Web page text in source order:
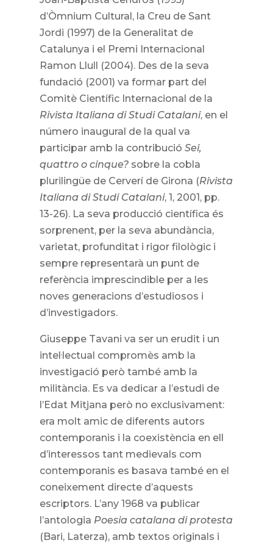
d’Òmnium Cultural, la Creu de Sant
Jordi (1997) de la Generalitat de
Catalunya i el Premi Internacional
Ramon Llull (2004). Des de la seva
fundació (2001) va formar part del
Comitè Científic Internacional de la
Rivista Italiana di Studi Catalani, en el
número inaugural de la qual va
participar amb la contribució Sei,
quattro o cinque?sobre la cobla
plurilingüe de Cerverí de Girona (Rivista
Italiana di Studi Catalani, 1, 2001, pp.
13-26). La seva producció científica és
sorprenent, per la seva abundància,
varietat, profunditat i rigor filològic i
sempre representarà un punt de
referència imprescindible per a les
noves generacions d’estudiosos i
d’investigadors.
Giuseppe Tavani va ser un erudit i un
intel·lectual compromès amb la
investigació però també amb la
militància. Es va dedicar a l’estudi de
l’Edat Mitjana però no exclusivament:
era molt amic de diferents autors
contemporanis i la coexistència en ell
d’interessos tant medievals com
contemporanis es basava també en el
coneixement directe d’aquests
escriptors. L’any 1968 va publicar
l’antologia Poesia catalana di protesta
(Bari, Laterza), amb textos originals i